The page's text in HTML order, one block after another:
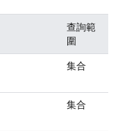
查詢範
圍
集合
集合